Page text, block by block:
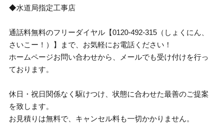
◆水道局指定工事店
通話料無料のフリーダイヤル【0120-492-315（しょくにん、
さいこー！）】まで、お気軽にお電話ください！
ホームページお問い合わせから、メールでも受け付けを行っ
ております。
休日・祝日関係なく駆けつけ、状態に合わせた最善のご提案
を致します。
お見積りは無料で、キャンセル料も一切かかりません。